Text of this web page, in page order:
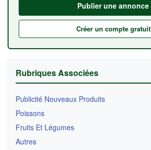
Publier une annonce
Créer un compte gratuit
Rubriques Associées
Publicité Nouveaux Produits
Poissons
Fruits Et Légumes
Autres